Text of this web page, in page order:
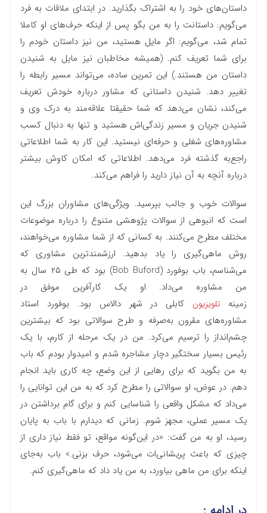
داستان‌های خود را به اشتراک بگذارید. در ابتدای ملاقات به فرد
می‌گویم: داستانت را به من بگو پس از اینکه حرف‌های او کاملا
تمام شد، می‌گویم: اگر مایل هستید، من نیز داستان خودم را
برای شما تعریف ‌کنم. (همیشه مخاطبان نیز مایل به شنیدن
داستان من هستند.) این تمرین ساده، می‌تواند مسیر رابطه را
تغییر دهد. شنیدن داستانی که مشاور درباره‌ خودش تعریف
می‌کند، نشان می‌دهد که شما حقیقتا علاقه‌مند به درک وی و
شنیدن جریان و مسیر زندگی‌اش هستید و تنها به دنبال کسب
مشاوره‌های شغلی و حرفه‌ای نیستید. این کار به شما اطلاعاتی
راجع‌به گذشته‌ فرد می‌دهد. اطلاعاتی که امکان کاوش بیشتر
درباره‌ آنچه به آن نیاز دارید را فراهم می‌کند.
سوالات خوب و جالب بپرسید. ویژگی‌های مشاوران بزرگ این
است که انبوهی از سوالات پژوهشی متنوع را درباره موضوعات
مختلف مطرح می‌کنند. به کسانی که از شما مشاوره می‌خواهند،
روش ماهی‌گیری را یاد بدهید. ارزشمند‌ترین مشاوری که
می‌شناسم، باب بوفورد (Bob Buford) بود که طی ۲۵ سال به
من مشاوره می‌داد. او یک کارآفرین موفق در
زمینه تلویزیون کابلی در شهر دالاس بود. بوفورد استاد
مشاوره‌های مقرون به‌صرفه و طرح سوالاتی بود که بیشترین
چشم‌انداز را ترسیم می‌کرد. من در یک مرحله از کارم، با یک
رئیس بسیار سختگیر دچار مشاجره شدم و امیدوار بودم که باب
به من بگوید که برای رهایی از این وضع، چه کاری باید انجام
دهم. در عوض، او سوالاتی را مطرح کرد که به من این توانایی را
می‌داد که مشکل واقعی را شناسایی کنم و برای گام برداشتن در
یک مسیر عملی، مجهز شوم. زمانی که دیدارم با باب به پایان
رسید، او به من گفت: «در این‌گونه مواقع، تو فقط نیاز داری از
چیزی که باعث پریشانی‌ات می‌شود، حرف بزنی.» باب به‌جای
اینکه برای من ماهی بیاورد، به من یاد داد که ماهی‌گیری کنم.